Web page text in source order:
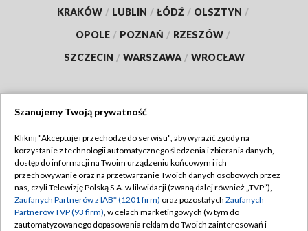
KRAKÓW / LUBLIN / ŁÓDŹ / OLSZTYN /
OPOLE / POZNAŃ / RZESZÓW /
SZCZECIN / WARSZAWA / WROCŁAW
TVP
Abonament TVP
Emisja w TVP
Centrum informacji TVP
Regulamin TVP
Polityka prywatności
Moje zgody
Szanujemy Twoją prywatność
Kliknij "Akceptuję i przechodzę do serwisu", aby wyrazić zgody na
korzystanie z technologii automatycznego śledzenia i zbierania danych,
dostęp do informacji na Twoim urządzeniu końcowym i ich
przechowywanie oraz na przetwarzanie Twoich danych osobowych przez
nas, czyli Telewizję Polską S.A. w likwidacji (zwaną dalej również „TVP”),
Zaufanych Partnerów z IAB* (1201 firm) oraz pozostałych Zaufanych
Partnerów TVP (93 firm), w celach marketingowych (w tym do
zautomatyzowanego dopasowania reklam do Twoich zainteresowań i